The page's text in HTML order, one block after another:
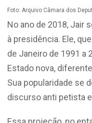
Foto: Arquivo Câmara dos
No ano de 2018, Jair
à presidência. Ele,
de Janeiro de 1991 a
Estado nova,
Sua popularidade se
discurso anti petista